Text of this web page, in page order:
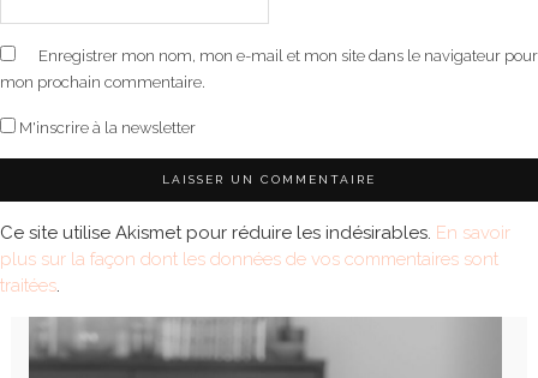
Enregistrer mon nom, mon e-mail et mon site dans le navigateur pour
mon prochain commentaire.
M'inscrire à la newsletter
Ce site utilise Akismet pour réduire les indésirables. En savoir
plus sur la façon dont les données de vos commentaires sont
traitées.